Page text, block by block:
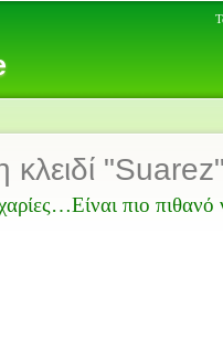
κλειδί
πιο